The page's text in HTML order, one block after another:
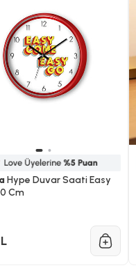
Hype Duvar Saati Easy
Cm